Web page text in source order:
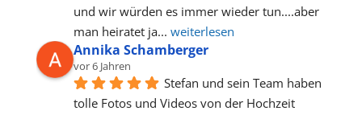
und wir würden es immer wieder tun....aber
man heiratet ja... weiterlesen
Annika Schamberger
vor 6 Jahren
Stefan und sein Team haben
tolle Fotos und Videos von der Hochzeit